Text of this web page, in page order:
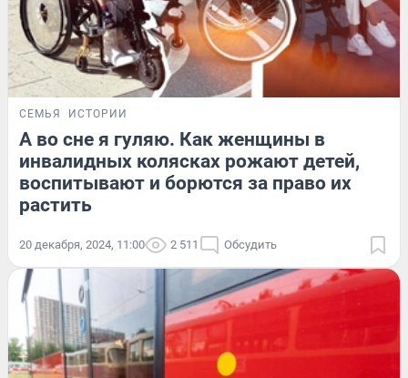
СЕМЬЯ ИСТОРИИ
А во сне я гуляю. Как женщины в
инвалидных колясках рожают детей,
воспитывают и борются за право их
растить
20 декабря, 2024, 11:00 2 511 Обсудить